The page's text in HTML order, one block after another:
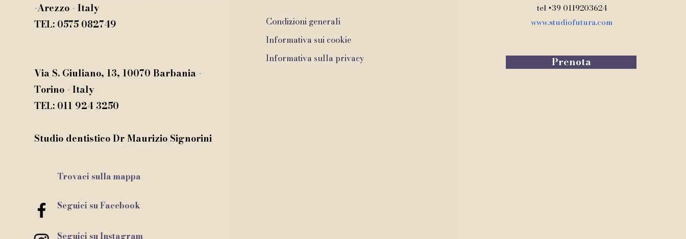
©2020 di Dr. Maurizio Signorini medico odontoiatra. Creato con Wix.com
-Arezzo - Italy
TEL: 0575 082749
Via S. Giuliano, 13, 10070 Barbania -
Torino - Italy
TEL: 011 924 3250
Studio dentistico Dr Maurizio Signorini​
Trovaci sulla mappa
Seguici su Facebook
Seguici su Instagram
Condizioni generali
Informativa sui cookie
Informativa sulla privacy
tel +39 0119203624
www.studiofutura.com
Prenota